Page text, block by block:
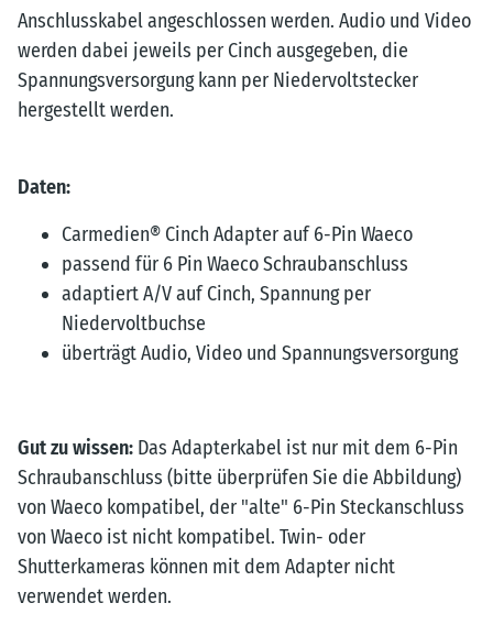
Anschlusskabel angeschlossen werden. Audio und Video
werden dabei jeweils per Cinch ausgegeben, die
Spannungsversorgung kann per Niedervoltstecker
hergestellt werden.
Daten:
Carmedien® Cinch Adapter auf 6-Pin Waeco
passend für 6 Pin Waeco Schraubanschluss
adaptiert A/V auf Cinch, Spannung per
Niedervoltbuchse
überträgt Audio, Video und Spannungsversorgung
Gut zu wissen: Das Adapterkabel ist nur mit dem 6-Pin
Schraubanschluss (bitte überprüfen Sie die Abbildung)
von Waeco kompatibel, der "alte" 6-Pin Steckanschluss
von Waeco ist nicht kompatibel. Twin- oder
Shutterkameras können mit dem Adapter nicht
verwendet werden.